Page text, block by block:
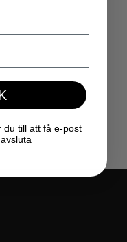
du till att få e-post